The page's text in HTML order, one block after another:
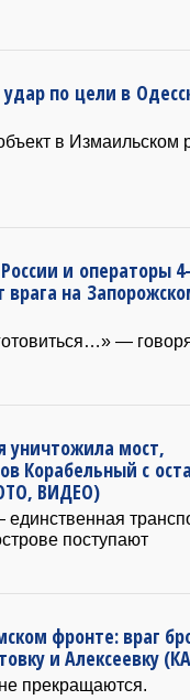
удар по цели в
в Измаильском
и операторы 4-
на
—
уничтожила мост,
Корабельный с
ВИДЕО)
поступают
фронте: враг
и Алексеевку
прекращаются.